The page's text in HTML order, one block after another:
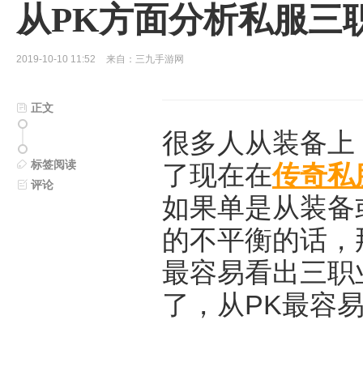
从PK方面分析私服三
2019-10-10 11:52 来自：三九手游网
很多人从装备
了现在在传奇私
如果单是从装
的不平衡的话
最容易看出三
了，从PK最容
正文
标签阅读
评论